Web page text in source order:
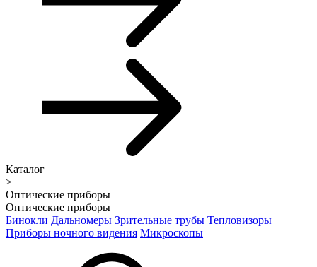
Каталог
>
Оптические приборы
Оптические приборы
Бинокли Дальномеры Зрительные трубы Тепловизоры
Приборы ночного видения Микроскопы